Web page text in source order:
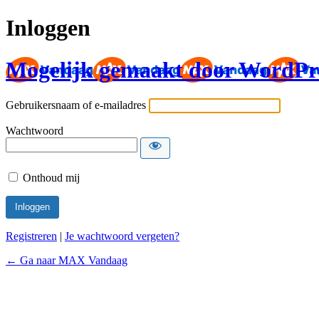
Inloggen
Mogelijk gemaakt door
Gebruikersnaam of e-mailadres
Wachtwoord
Onthoud mij
Registreren | Je wachtwoord vergeten?
← Ga naar MAX Vandaag